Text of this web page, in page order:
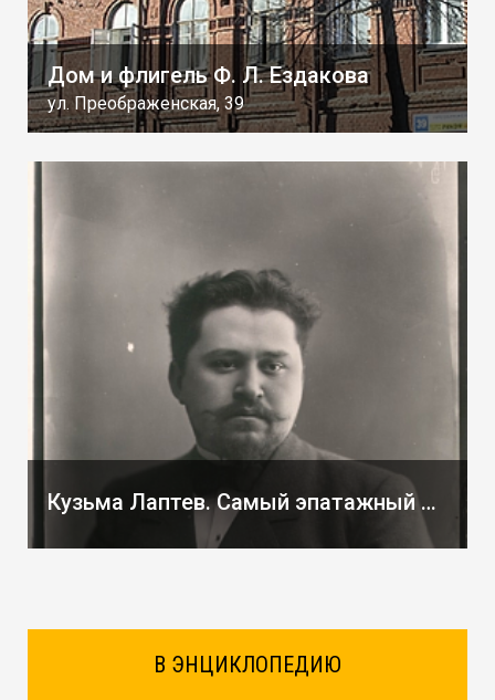
Дом и флигель Ф. Л. Ездакова
ул. Преображенская, 39
Кузьма Лаптев. Самый эпатажный купец старой Вятки.
В ЭНЦИКЛОПЕДИЮ